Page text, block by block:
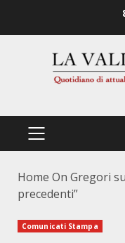
PRIMÄRES
Home On Gregori
precedenti”
Comunicati Stampa